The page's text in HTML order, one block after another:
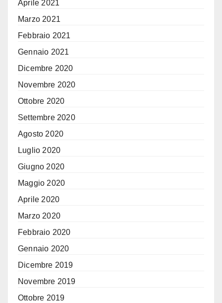
Aprile 2021
Marzo 2021
Febbraio 2021
Gennaio 2021
Dicembre 2020
Novembre 2020
Ottobre 2020
Settembre 2020
Agosto 2020
Luglio 2020
Giugno 2020
Maggio 2020
Aprile 2020
Marzo 2020
Febbraio 2020
Gennaio 2020
Dicembre 2019
Novembre 2019
Ottobre 2019